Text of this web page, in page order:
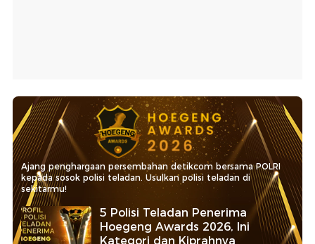
Ajang penghargaan persembahan detikcom bersama POLRI
kepada sosok polisi teladan. Usulkan polisi teladan di
sekitarmu!
5 Polisi Teladan Penerima
Hoegeng Awards 2026, Ini
Kategori dan Kiprahnya